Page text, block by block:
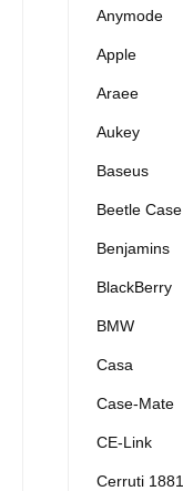
Anymode
Apple
Araee
Aukey
Baseus
Beetle Case
Benjamins
BlackBerry
BMW
Casa
Case-Mate
CE-Link
Cerruti 1881